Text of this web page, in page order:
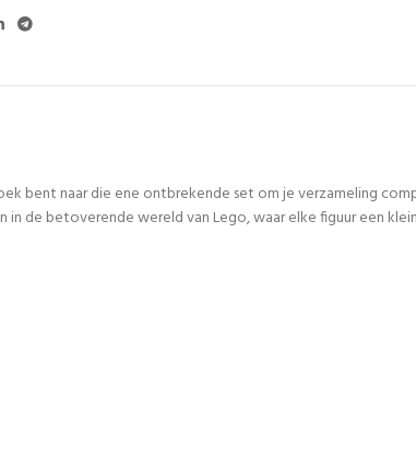
bent naar die ene ontbrekende set om je verzameling
de betoverende wereld van Lego, waar elke figuur een